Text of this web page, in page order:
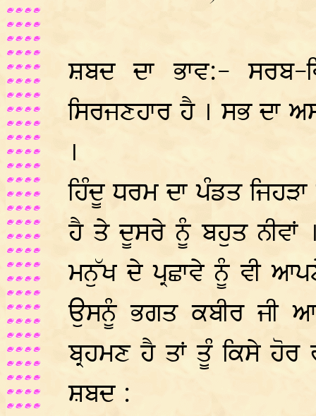
ਸ਼ਬਦ ਦਾ ਭਾਵ:- ਸਰਬ-
ਸਿਰਜਣਹਾਰ ਹੈ । ਸਭ ਦਾ
।
ਹਿੰਦੂ ਧਰਮ ਦਾ ਪੰਡਤ
ਹੈ ਤੇ ਦੂਸਰੇ ਨੂੰ ਬਹੁਤ ਨੀਵਾਂ
ਮਨੁੱਖ ਦੇ ਪ੍ਰਛਾਵੇ ਨੂੰ ਵੀ
ਉਸਨੂੰ ਭਗਤ ਕਬੀਰ ਜੀ
ਬ੍ਰਹਮਣ ਹੈ ਤਾਂ ਤੂੰ ਕਿਸੇ
ਸ਼ਬਦ :